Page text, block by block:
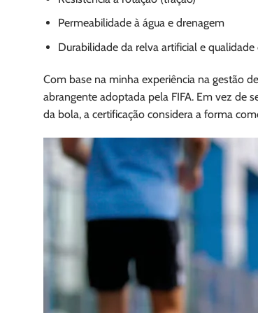
Permeabilidade à água e drenagem
Durabilidade da relva artificial e qualidade
Com base na minha experiência na gestão
abrangente adoptada pela FIFA. Em vez de
da bola, a certificação considera a forma